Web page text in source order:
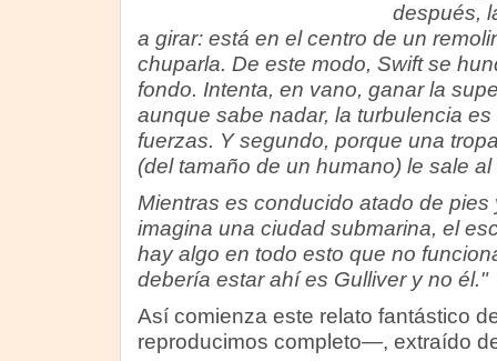
después,
a girar: está en el centro de un
chuparla. De este modo, Swift se
fondo. Intenta, en vano, ganar la
aunque sabe nadar, la turbulencia
fuerzas. Y segundo, porque una
(del tamaño de un humano) le sale
Mientras es conducido atado de
imagina una ciudad submarina, el
hay algo en todo esto que no
debería estar ahí es Gulliver y no él."
Así comienza este relato fantástico
reproducimos completo—, extraído